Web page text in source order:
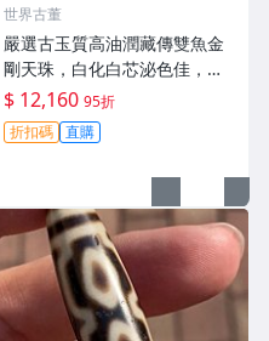
世界古董
嚴選古玉質高油潤藏傳雙魚金
剛天珠，白化白芯泌色佳，手
磨老料風華飽滿，尺寸10mm
雙魚天珠 白化泌色 玉質
$ 12,160 95折
折扣碼 直購